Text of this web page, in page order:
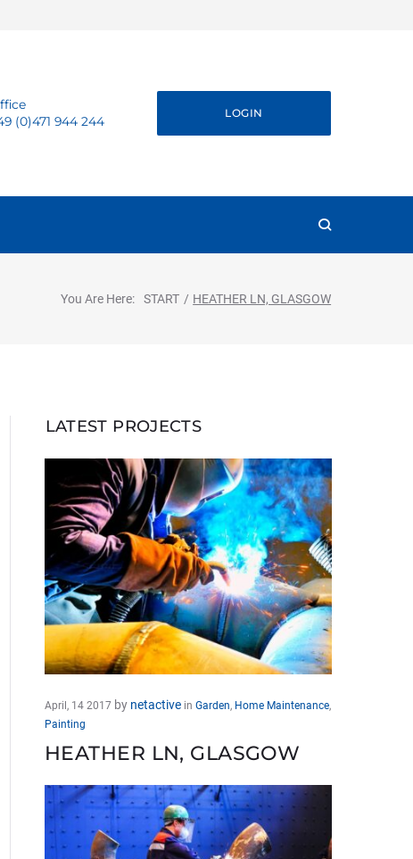
(0)471 944 244
LOGIN
You Are Here: START / HEATHER LN, GLASGOW
LATEST PROJECTS
April, 14 2017 by netactive in Garden, Home Maintenance,
Painting
HEATHER LN, GLASGOW